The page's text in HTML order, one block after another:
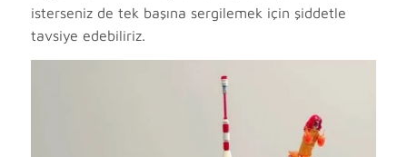
isterseniz de tek başına sergilemek için şiddetle
tavsiye edebiliriz.